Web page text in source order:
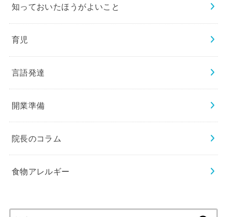
知っておいたほうがよいこと
育児
言語発達
開業準備
院長のコラム
食物アレルギー